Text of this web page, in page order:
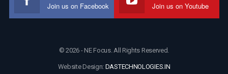
Join us on Facebook Join us on Youtube
© 2026 - NE Focus. All Rights Reserved.
Website Design: DASTECHNOLOGIES.IN